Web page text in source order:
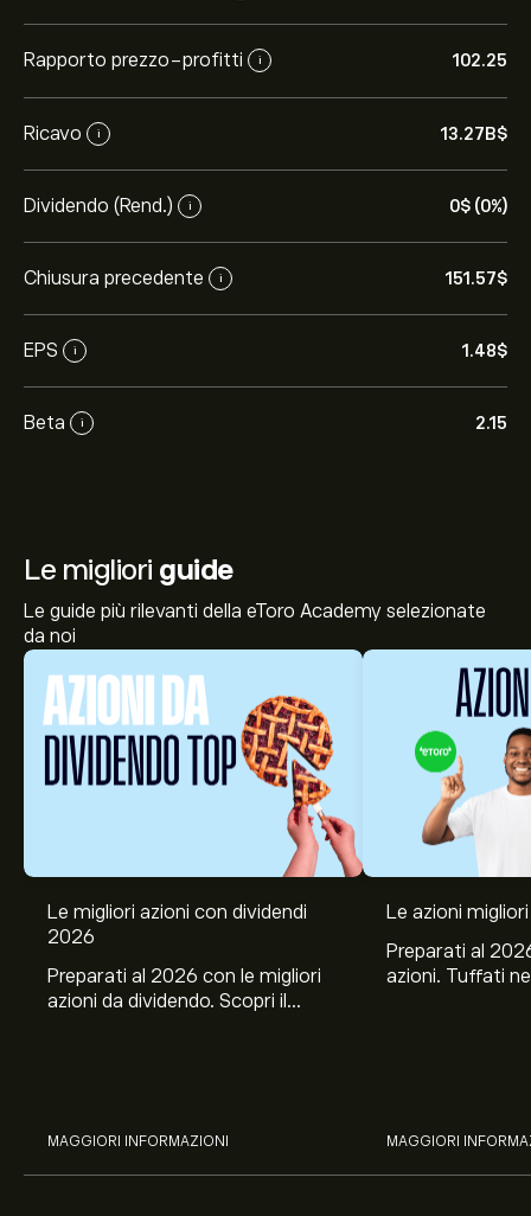
Rapporto prezzo-profitti i 102.25
Ricavo i 13.27B‎$‎
Dividendo (Rend.) i 0‎$‎ (0%)
Chiusura precedente i 151.57‎$‎
EPS i 1.48‎$‎
Beta i 2.15
Le migliori guide
Le guide più rilevanti della eToro Academy selezionate
da noi
Le migliori azioni con dividendi
2026
Preparati al 2026 con le migliori
azioni da dividendo. Scopri il
MAGGIORI INFORMAZIONI
Le azioni
Preparati al
azioni. Tuffati
MAGGIORI